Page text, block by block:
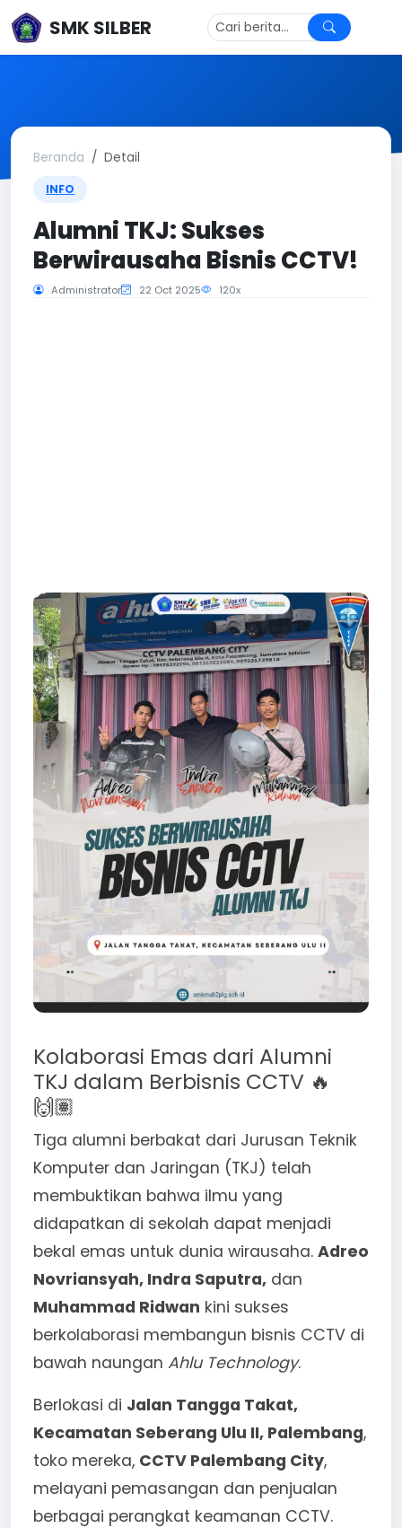
SMK SILBER
Beranda Detail
INFO
Alumni TKJ: Sukses
Berwirausaha Bisnis CCTV!
Administrator 22 Oct 2025 120x
Kolaborasi Emas dari Alumni
TKJ dalam Berbisnis CCTV 🔥
🙌🏽
Tiga alumni berbakat dari Jurusan Teknik
Komputer dan Jaringan (TKJ) telah
membuktikan bahwa ilmu yang
didapatkan di sekolah dapat menjadi
bekal emas untuk dunia wirausaha. Adreo
Novriansyah, Indra Saputra, dan
Muhammad Ridwan kini sukses
berkolaborasi membangun bisnis CCTV di
bawah naungan Ahlu Technology.
Berlokasi di Jalan Tangga Takat,
Kecamatan Seberang Ulu II, Palembang,
toko mereka, CCTV Palembang City,
melayani pemasangan dan penjualan
berbagai perangkat keamanan CCTV.